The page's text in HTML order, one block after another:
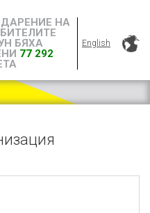
НА
БЯХА
77 292
English